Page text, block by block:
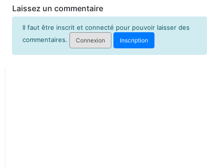
Laissez un commentaire
Il faut être inscrit et connecté pour pouvoir laisser des
commentaires.
Connexion Inscription